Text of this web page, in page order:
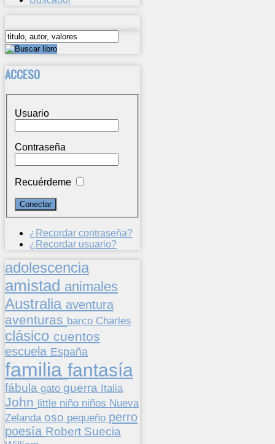
ACCESO
Usuario
Contraseña
Recuérdeme
¿Recordar contraseña?
¿Recordar usuario?
adolescencia
amistad animales
Australia aventura
aventuras barco Charles
clásico cuentos
escuela España
familia fantasía
fábula gato guerra Italia
John little niño niños Nueva
Zelanda oso pequeño perro
poesía Robert Suecia